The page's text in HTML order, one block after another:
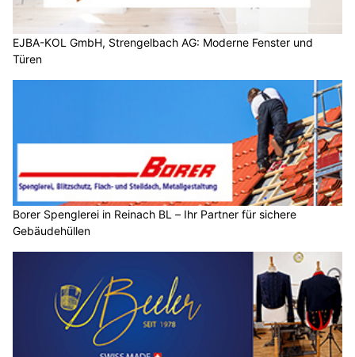
EJBA-KOL GmbH, Strengelbach AG: Moderne Fenster und
Türen
Borer Spenglerei in Reinach BL – Ihr Partner für sichere
Gebäudehüllen